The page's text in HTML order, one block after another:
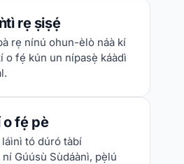
rẹ ṣiṣẹ́
rẹ nínú ohun-èlò náà kí
o fẹ́ kún un nípasẹ̀ káàdì
o fẹ́ pè
tó dúró tàbí
Gúúsù Sùdáànì, pẹ̀lú